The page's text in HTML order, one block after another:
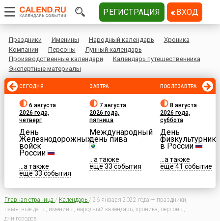
Праздники Именины Народный календарь
Хроника
Компании
Персоны
Лунный календарь
Производственные календари
Календарь путешественника
Экспертные материалы
СЕГОДНЯ
6 августа
2026 года,
четверг
День
Железнодорожных
войск
России
...а также
еще 33 события
ЗАВТРА
7 августа
2026 года,
пятница
Международный
день пива
...а также
еще 33 события
ПОСЛЕЗАВТРА
8 августа
2026 года,
суббота
День
физкультурника
в России
...а также
еще 41 событие
Главная страница / Календарь / 26 января 2022 года — праздники,
памятные даты, именины, народный календарь, хроника, персоны,
дни городов
РЕГИСТРАЦИЯ ВХОД